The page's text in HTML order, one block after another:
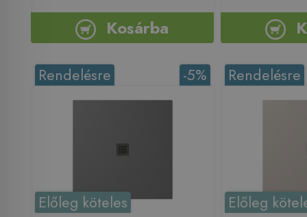
Kosárba
-5%
Rendelésre
Előleg köteles
Rendelésre
Előleg